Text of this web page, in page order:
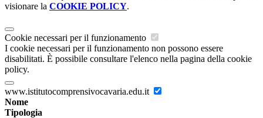
visionare la COOKIE POLICY.
Cookie necessari per il funzionamento
I cookie necessari per il funzionamento non possono essere
disabilitati. È possibile consultare l'elenco nella pagina della cookie
policy.
www.istitutocomprensivocavaria.edu.it
Nome
Tipologia